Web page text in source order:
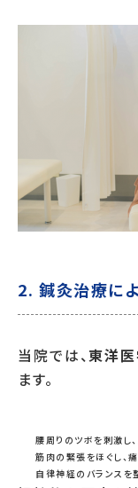
2. 鍼灸治療に
当院では、東洋
ます。
腰周りのツボを刺激し
筋肉の緊張をほぐし、
自律神経のバランスを